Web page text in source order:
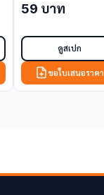
Grade CB-0214
(Shielded))
59 บาท
ดูสเปก
ขอใบเสนอราคา